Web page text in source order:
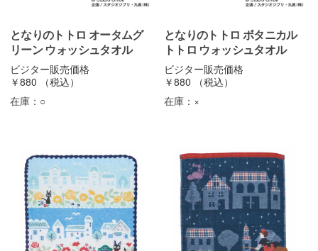
となりのトトロ オータムグ
リーン ウォッシュタオル
ビジター販売価格
￥880
（税込）
在庫： ○
となりのトトロ ボタニカル
トトロ ウォッシュタオル
ビジター販売価格
￥880
（税込）
在庫： ×